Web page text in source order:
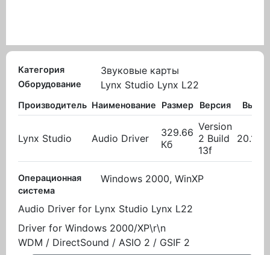
Категория Звуковые карты
Оборудование Lynx Studio Lynx L22
Производитель Наименование Размер Версия
Lynx Studio Audio Driver
329.66
Кб
Version
2 Build
13f
Операционная
система
Windows 2000, WinXP
Audio Driver for Lynx Studio Lynx L22
Driver for Windows 2000/XP\r\n
WDM / DirectSound / ASIO 2 / GSIF 2